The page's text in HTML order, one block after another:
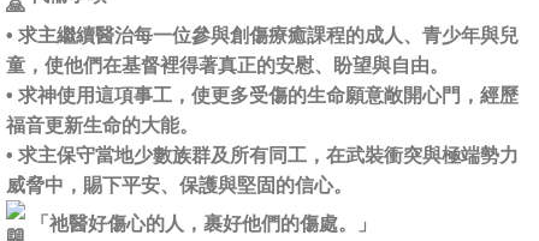
• 求主繼續醫治每一位參與創傷療癒課程的成人、青少年與兒
童，使他們在基督裡得著真正的安慰、盼望與自由。
• 求神使用這項事工，使更多受傷的生命願意敞開心門，經歷
福音更新生命的大能。
• 求主保守當地少數族群及所有同工，在武裝衝突與極端勢力
威脅中，賜下平安、保護與堅固的信心。
「祂醫好傷心的人，裹好他們的傷處。」